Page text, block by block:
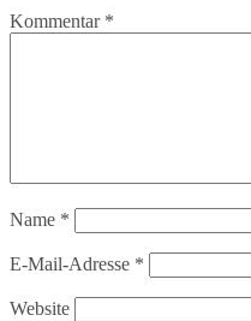
Kommentar *
Name *
E-Mail-Adresse *
Website